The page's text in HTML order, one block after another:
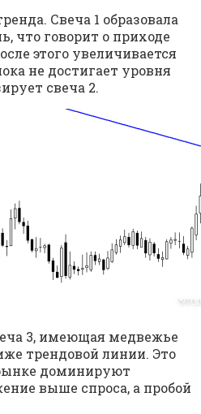
Свеча 1 образовала
что говорит о приходе
этого увеличивается
не достигает уровня
свеча 2.
3, имеющая медвежье
трендовой линии. Это
доминируют
выше спроса, а пробой